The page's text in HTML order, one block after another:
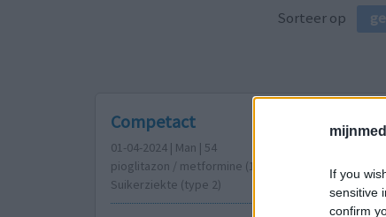
If you
sensitive
confirm
Sorteer op
Competact
01-04-2024 | Man | 54
pioglitazon / metformine (15/850mg)
Suikerziekte (type 2)